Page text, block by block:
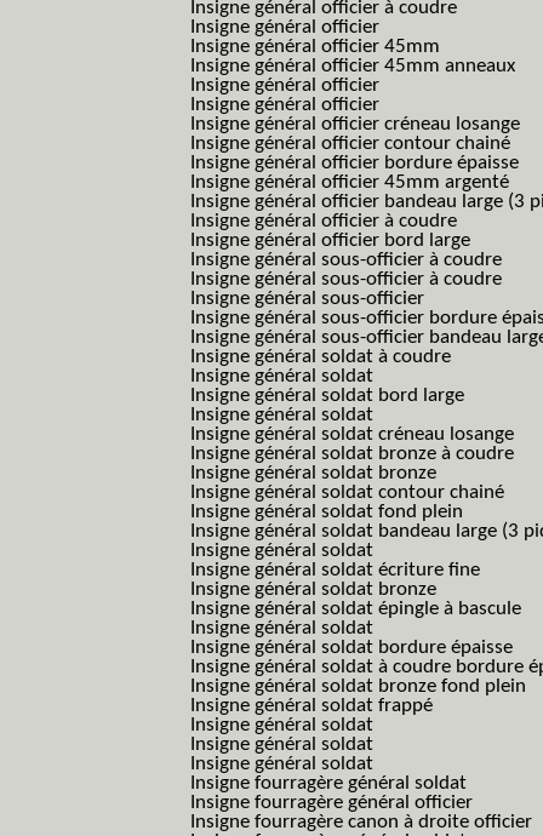
Insigne général officier à coudre
Insigne général officier
Insigne général officier 45mm
Insigne général officier 45mm anneaux
Insigne général officier
Insigne général officier
Insigne général officier créneau losange
Insigne général officier contour chainé
Insigne général officier bordure épaisse
Insigne général officier 45mm argenté
Insigne général officier bandeau large (3
Insigne général officier à coudre
Insigne général officier bord large
Insigne général sous-officier à coudre
Insigne général sous-officier à coudre
Insigne général sous-officier
Insigne général sous-officier bordure
Insigne général sous-officier bandeau
Insigne général soldat à coudre
Insigne général soldat
Insigne général soldat bord large
Insigne général soldat
Insigne général soldat créneau losange
Insigne général soldat bronze à coudre
Insigne général soldat bronze
Insigne général soldat contour chainé
Insigne général soldat fond plein
Insigne général soldat bandeau large (3
Insigne général soldat
Insigne général soldat écriture fine
Insigne général soldat bronze
Insigne général soldat épingle à bascule
Insigne général soldat
Insigne général soldat bordure épaisse
Insigne général soldat à coudre bordure
Insigne général soldat bronze fond plein
Insigne général soldat frappé
Insigne général soldat
Insigne général soldat
Insigne général soldat
Insigne fourragère général soldat
Insigne fourragère général officier
Insigne fourragère canon à droite officier